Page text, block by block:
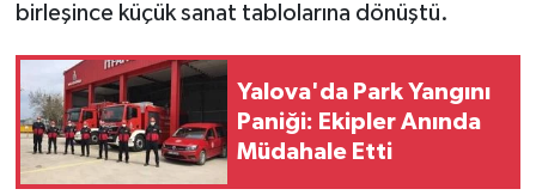
birleşince küçük sanat tablolarına dönüştü.
Yalova'da Park Yangını
Paniği: Ekipler Anında
Müdahale Etti